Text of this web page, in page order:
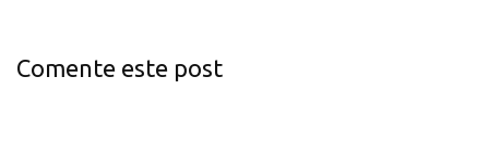
Comente este post